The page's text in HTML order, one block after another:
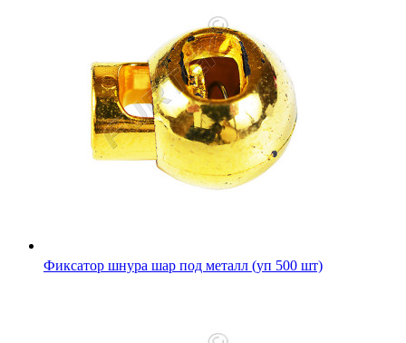
Фиксатор шнура шар под металл (уп 500 шт)